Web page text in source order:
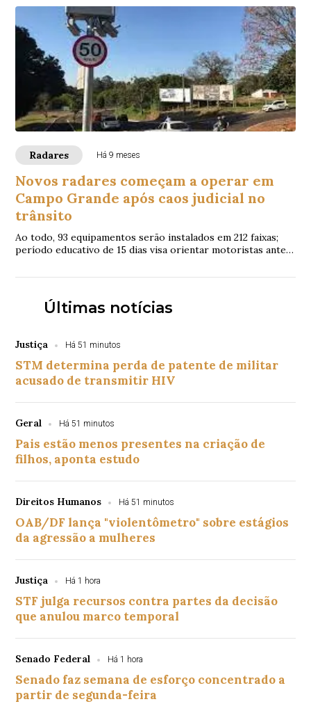
Radares Há 9 meses
Novos radares começam a operar em
Campo Grande após caos judicial no
trânsito
Ao todo, 93 equipamentos serão instalados em 212 faixas;
período educativo de 15 dias visa orientar motoristas antes
Últimas notícias
Justiça Há 51 minutos
STM determina perda de patente de militar
acusado de transmitir HIV
Geral Há 51 minutos
Pais estão menos presentes na criação de
filhos, aponta estudo
Direitos Humanos Há 51 minutos
OAB/DF lança "violentômetro" sobre estágios
da agressão a mulheres
Justiça Há 1 hora
STF julga recursos contra partes da decisão
que anulou marco temporal
Senado Federal Há 1 hora
Senado faz semana de esforço concentrado a
partir de segunda-feira